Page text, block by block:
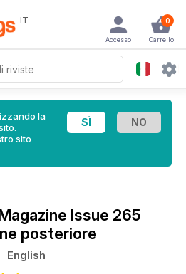
IT 0
Carrello
Accesso
la
sito
Issue 265
posteriore
English